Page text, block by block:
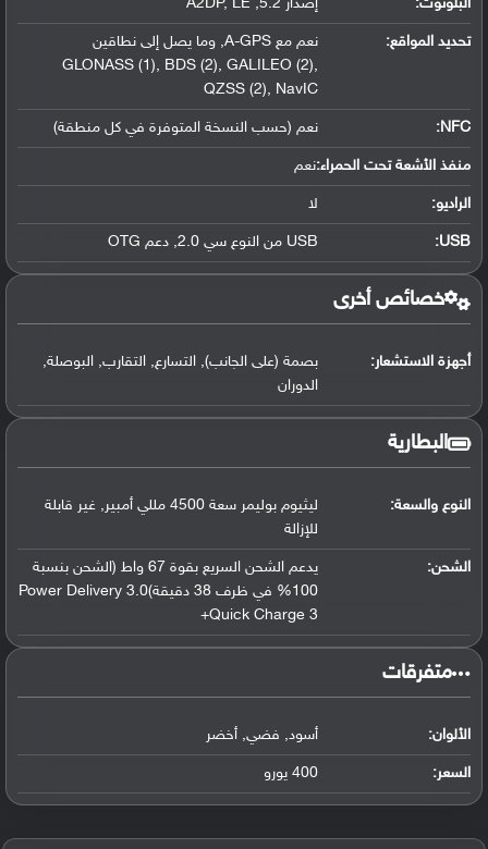
البلوتوث: إصدار 5.2, A2DP, LE
تحديد المواقع:
نعم مع A-GPS, وما يصل إلى نطاقين
GLONASS (1), BDS (2), GALILEO (2),
QZSS (2), NavIC
NFC
: نعم (حسب النسخة المتوفرة في كل منطقة)
منفذ الأشعة تحت الحمراء:نعم
الراديو: لا
USB
: USB من النوع سي 2.0, دعم OTG
خصائص أخرى
أجهزة الاستشعار:
بصمة (على الجانب), التسارع, التقارب, البوصلة,
الدوران
البطارية
النوع والسعة:
ليثيوم بوليمر سعة 4500 مللي أمبير, غير قابلة
للإزالة
الشحن:
يدعم الشحن السريع بقوة 67 واط (الشحن بنسبة
100% في ظرف 38 دقيقة)Power Delivery 3.0
Quick Charge 3+
‏متفرقات‏
الألوان: أسود, فضي, أخضر
السعر: 400 يورو